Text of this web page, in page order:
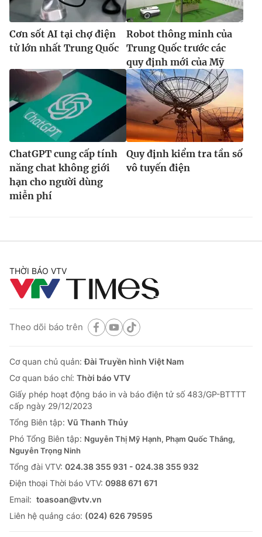
Cơn sốt AI tại chợ điện
tử lớn nhất Trung Quốc
Robot thông minh của
Trung Quốc trước các
quy định mới của Mỹ
ChatGPT cung cấp tính
năng chat không giới
hạn cho người dùng
miễn phí
Quy định kiểm tra tần số
vô tuyến điện
THỜI BÁO VTV
Theo dõi báo trên
Cơ quan chủ quản:Đài Truyền hình Việt Nam
Cơ quan báo chí: Thời báo VTV
Giấy phép hoạt động báo in và báo điện tử số 483/GP-BTTTT
cấp ngày 29/12/2023
Tổng Biên tập: Vũ Thanh Thủy
Phó Tổng Biên tập: Nguyễn Thị Mỹ Hạnh, Phạm Quốc Thắng,
Nguyễn Trọng Ninh
Tổng đài VTV: 024.38 355 931 - 024.38 355 932
Ðiện thoại Thời báo VTV: 0988 671 671
Email: toasoan@vtv.vn
Liên hệ quảng cáo: (024) 626 79595